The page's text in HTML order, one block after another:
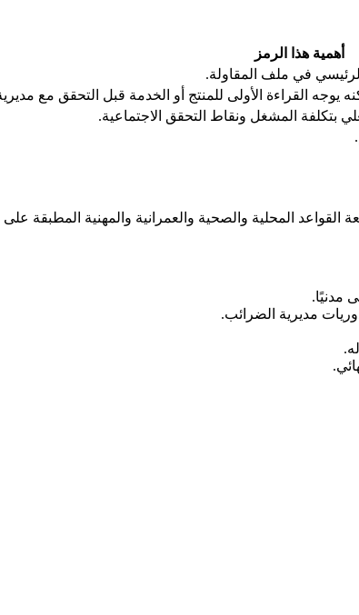
أهمية هذا الرمز
يوجه القراءة الأولى للمنتج أو الخدمة قبل التحقق مع
بتكلفة المشغل ونقاط التحقق الاجتماعية.
المحلية والصحية والعمرانية والمهنية المطبقة
مدنيًا.